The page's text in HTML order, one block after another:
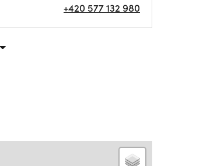
+420 577 132 980